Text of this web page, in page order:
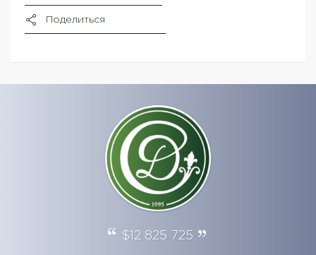
Поделиться
$12 825 725